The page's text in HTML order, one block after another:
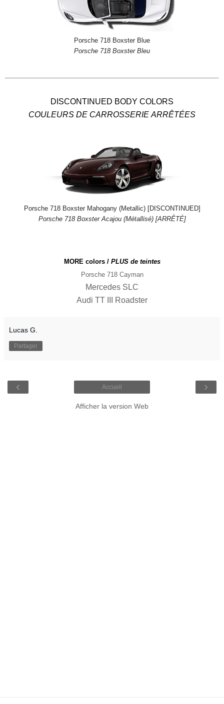
Porsche 718 Boxster Blue
Porsche 718 Boxster Bleu
DISCONTINUED BODY COLORS
COULEURS DE CARROSSERIE ARRÊTÉES
Porsche 718 Boxster Mahogany (Metallic) [DISCONTINUED]
Porsche 718 Boxster Acajou (Métallisé) [ARRÊTÉ]
MORE colors / PLUS de teintes
Porsche 718 Cayman
Mercedes SLC
Audi TT III Roadster
Lucas G.
Partager
‹ ›
Accueil
Afficher la version Web